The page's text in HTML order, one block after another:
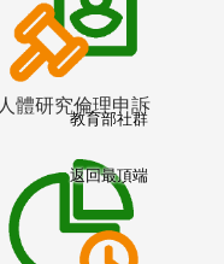
人體研究倫理申訴
教育部社群
返回最頂端